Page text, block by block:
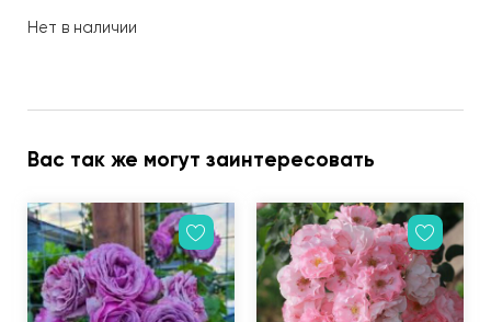
Нет в наличии
Вас так же могут заинтересовать